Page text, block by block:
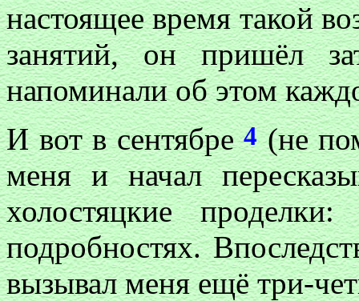
настоящее время такой
занятий, он пришёл
напоминали об этом
И вот в сентябре4(не
меня и начал
холостяцкие
подробностях.
вызывал меня ещё три-